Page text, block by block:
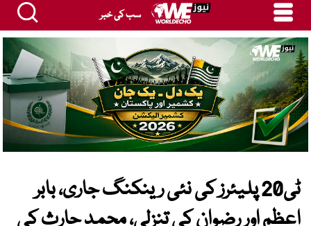
سب کی خبر
ٹی20 پلیئرز کی نئی رینکنگ جاری، بابر